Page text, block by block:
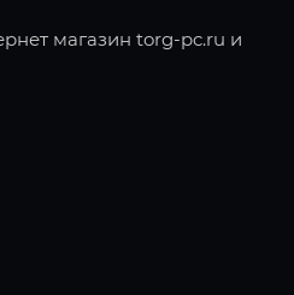
магазин torg-pc.ru и